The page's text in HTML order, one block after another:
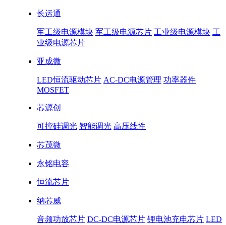
长运通
军工级电源模块 军工级电源芯片 工业级电源模块 工
业级电源芯片
亚成微
LED恒流驱动芯片 AC-DC电源管理 功率器件
MOSFET
芯源创
可控硅调光 智能调光 高压线性
芯茂微
永铭电容
恒流芯片
纳芯威
音频功放芯片 DC-DC电源芯片 锂电池充电芯片 LED